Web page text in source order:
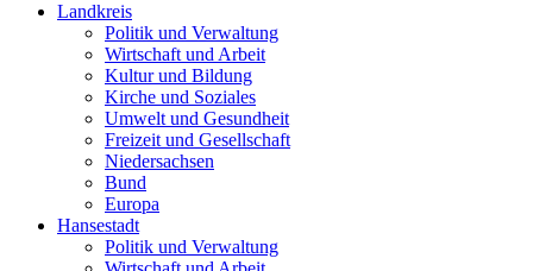
Landkreis
Politik und Verwaltung
Wirtschaft und Arbeit
Kultur und Bildung
Kirche und Soziales
Umwelt und Gesundheit
Freizeit und Gesellschaft
Niedersachsen
Bund
Europa
Hansestadt
Politik und Verwaltung